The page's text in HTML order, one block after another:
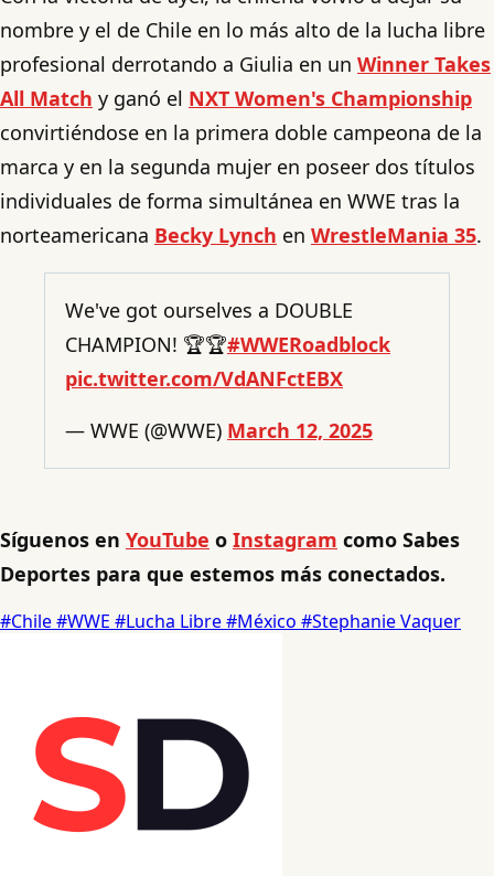
nombre y el de Chile en lo más alto de la lucha libre
profesional derrotando a Giulia en un Winner Takes
All Match y ganó el NXT Women's Championship
convirtiéndose en la primera doble campeona de la
marca y en la segunda mujer en poseer dos títulos
individuales de forma simultánea en WWE tras la
norteamericana Becky Lynch en WrestleMania 35.
We've got ourselves a DOUBLE
CHAMPION! 🏆🏆#WWERoadblock
pic.twitter.com/VdANFctEBX
— WWE (@WWE) March 12, 2025
Síguenos en YouTube o Instagram como Sabes
Deportes para que estemos más conectados.
#Chile#WWE #Lucha Libre#México #Stephanie Vaquer